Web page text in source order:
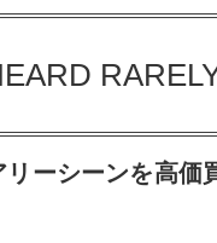
ーシーンを高価